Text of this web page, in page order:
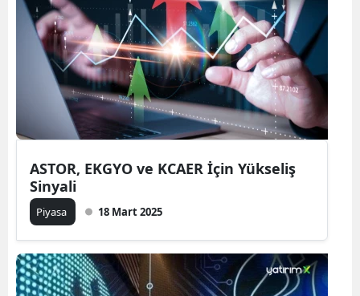
ASTOR, EKGYO ve KCAER İçin Yükseliş
Sinyali
Piyasa 18 Mart 2025